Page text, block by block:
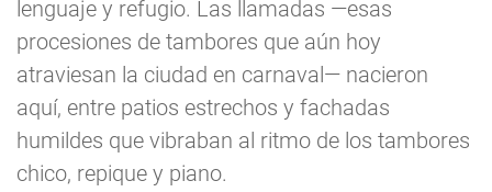
lenguaje y refugio. Las llamadas —esas
procesiones de tambores que aún hoy
atraviesan la ciudad en carnaval— nacieron
aquí, entre patios estrechos y fachadas
humildes que vibraban al ritmo de los tambores
chico, repique y piano.